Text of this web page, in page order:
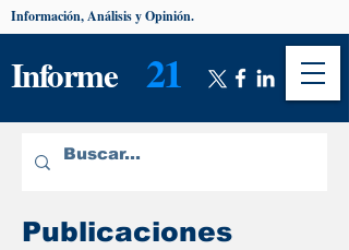
Informe 21
Información, Análisis y Opinión.
Publicaciones